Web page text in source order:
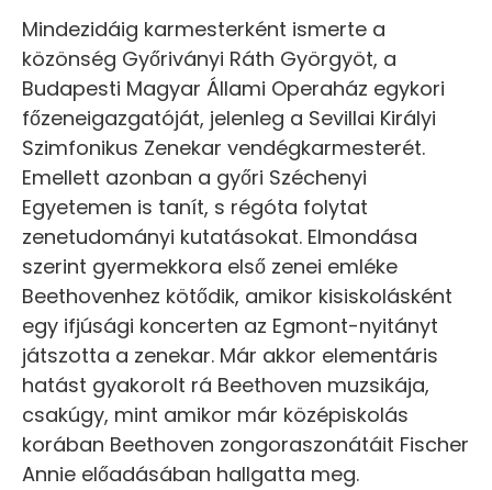
Mindezidáig karmesterként ismerte a
közönség Győriványi Ráth Györgyöt, a
Budapesti Magyar Állami Operaház egykori
főzeneigazgatóját, jelenleg a Sevillai Királyi
Szimfonikus Zenekar vendégkarmesterét.
Emellett azonban a győri Széchenyi
Egyetemen is tanít, s régóta folytat
zenetudományi kutatásokat. Elmondása
szerint gyermekkora első zenei emléke
Beethovenhez kötődik, amikor kisiskolásként
egy ifjúsági koncerten az Egmont-nyitányt
játszotta a zenekar. Már akkor elementáris
hatást gyakorolt rá Beethoven muzsikája,
csakúgy, mint amikor már középiskolás
korában Beethoven zongoraszonátáit Fischer
Annie előadásában hallgatta meg.